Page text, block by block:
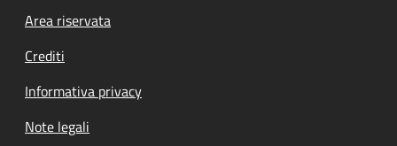
Footer menu
Area riservata
Crediti
Informativa privacy
Note legali